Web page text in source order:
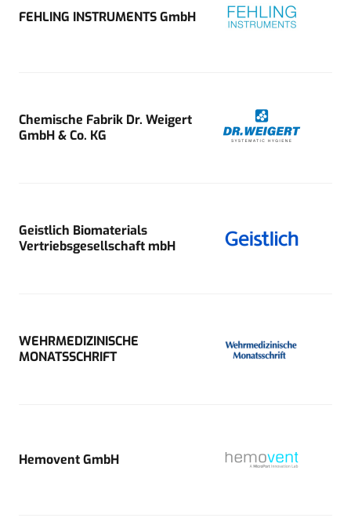
FEHLING INSTRUMENTS GmbH
Chemische Fabrik Dr. Weigert
GmbH & Co. KG
Geistlich Biomaterials
Vertriebsgesellschaft mbH
WEHRMEDIZINISCHE
MONATSSCHRIFT
Hemovent GmbH